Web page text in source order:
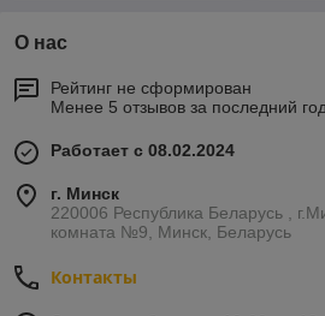
О нас
Рейтинг не сформирован
Менее 5 отзывов за последний
Работает с 08.02.2024
г. Минск
220006 Республика Беларусь ,
комната №9, Минск, Беларусь
Контакты